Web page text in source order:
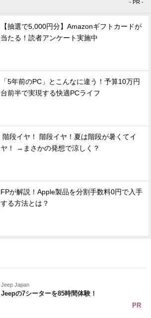
- PR -
【抽選で5,000円分】Amazonギフトカードが
当たる！読者アンケート実施中
「5年前のPC」とこんなに違う！予算10万円
台前半で実現する快適PCライフ
階段イヤ！ 階段イヤ！夏は階段が暑くてイ
ヤ！ →まさかの発想で涼しく？
FPが解説！Apple製品を分割手数料0円で入手
する方法とは？
Jeep Japan
Jeepの7シーターを85時間体験！
PR